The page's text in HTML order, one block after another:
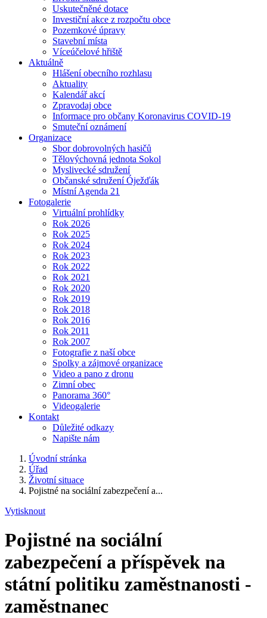
Uskutečněné dotace
Investiční akce z rozpočtu obce
Pozemkové úpravy
Stavební místa
Víceúčelové hřiště
Aktuálně
Hlášení obecního rozhlasu
Aktuality
Kalendář akcí
Zpravodaj obce
Informace pro občany Koronavirus COVID-19
Smuteční oznámení
Organizace
Sbor dobrovolných hasičů
Tělovýchovná jednota Sokol
Myslivecké sdružení
Občanské sdružení Óježďák
Místní Agenda 21
Fotogalerie
Virtuální prohlídky
Rok 2026
Rok 2025
Rok 2024
Rok 2023
Rok 2022
Rok 2021
Rok 2020
Rok 2019
Rok 2018
Rok 2016
Rok 2011
Rok 2007
Fotografie z naší obce
Spolky a zájmové organizace
Video a pano z dronu
Zimní obec
Panorama 360°
Videogalerie
Kontakt
Důležité odkazy
Napište nám
Úvodní stránka
Úřad
Životní situace
Pojistné na sociální zabezpečení a...
Vytisknout
Pojistné na sociální
zabezpečení a příspěvek na
státní politiku zaměstnanosti -
zaměstnanec